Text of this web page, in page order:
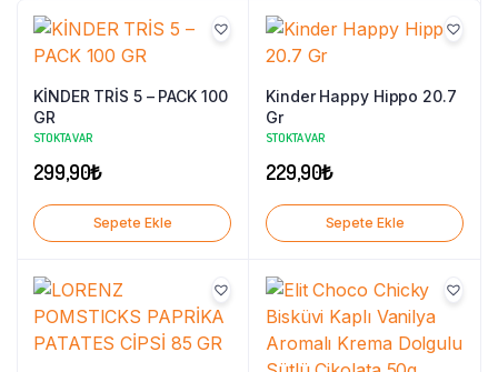
KİNDER TRİS 5 – PACK 100
GR
STOKTA VAR
299,90₺
Sepete Ekle
Kinder Happy Hippo 20.7
Gr
STOKTA VAR
229,90₺
Sepete Ekle